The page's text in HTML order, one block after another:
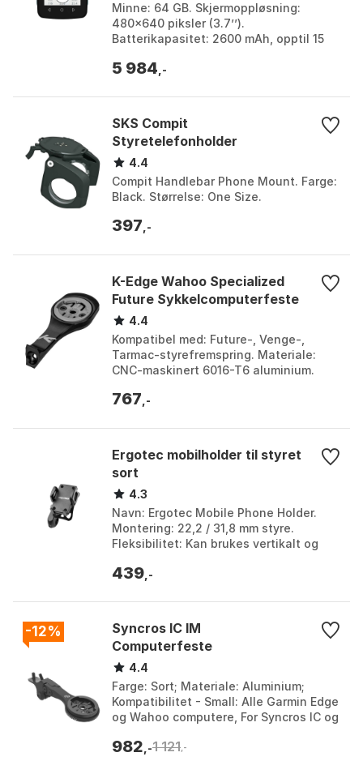
Minne: 64 GB. Skjermoppløsning:
480x640 piksler (3.7’’).
Batterikapasitet: 2600 mAh, opptil 15
GPS, Galileo, Glonass, BeiDo...
5 984 ,-
SKS Compit
Styretelefonholder
4.4
Compit Handlebar Phone Mount. Farge:
Black. Størrelse: One Size.
397 ,-
K-Edge Wahoo Specialized
Future Sykkelcomputerfeste
4.4
Kompatibel med: Future-, Venge-,
Tarmac-styrefremspring. Materiale:
CNC-maskinert 6016-T6 aluminium.
Black anodize. Stør...
767 ,-
Ergotec mobilholder til styret
sort
4.3
Navn: Ergotec Mobile Phone Holder.
Montering: 22,2 / 31,8 mm styre.
Fleksibilitet: Kan brukes vertikalt og
mobiltelefoner fr...
439 ,-
-12%
Syncros IC IM
Computerfeste
4.4
Farge: Sort; Materiale: Aluminium;
Kompatibilitet - Small: Alle Garmin Edge
og Wahoo computere, For Syncros IC og
separat. Fa...
982 ,-1 121 ,-